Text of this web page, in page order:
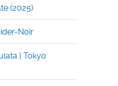
(2025)
Noir
| Tokyo